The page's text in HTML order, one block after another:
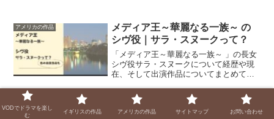
アメリカの作品
メディア王～華麗なる一族～ の
シヴ役｜サラ・スヌークって？
「メディア王～華麗なる一族～ 」の長女
シヴ役サラ・スヌークについて経歴や現
在、そして出演作品についてまとめてみ
かったこととは……。
アメリカの作品
2021 ゴシップガールシーズン1・
VODでドラマを楽し
む
イギリスの作品 アメリカの作品 サイトマップ お問い合わせ